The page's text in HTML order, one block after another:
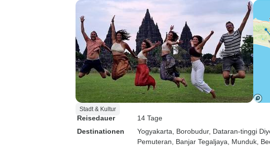
Stadt & Kultur
Reisedauer
14 Tage
Destinationen
Yogyakarta , Borobudur, Dataran-tinggi
Pemuteran , Banjar Tegaljaya , Munduk ,